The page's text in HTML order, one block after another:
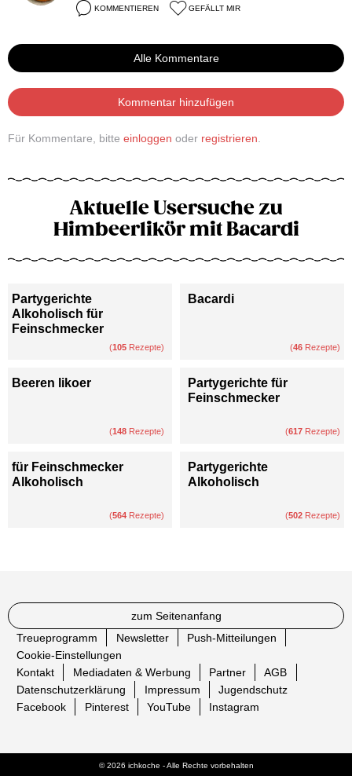
KOMMENTIEREN GEFÄLLT MIR
Alle Kommentare
Kommentar hinzufügen
Für Kommentare, bitte einloggen oder registrieren
Aktuelle Usersuche zu
Himbeerlikör mit Bacardi
Partygerichte
Alkoholisch für
Feinschmecker
(105 Rezepte)
Bacardi
(46 Rezepte)
Beeren likoer
(148 Rezepte)
Partygerichte für
Feinschmecker
(617 Rezepte)
für Feinschmecker
Alkoholisch
(564 Rezepte)
Partygerichte
Alkoholisch
(502 Rezepte)
zum Seitenanfang
Treueprogramm
Newsletter
Push-Mitteilungen
Cookie-Einstellungen
Kontakt
Mediadaten & Werbung Partner
AGB
Datenschutzerklärung
Impressum
Jugendschutz
Facebook
Pinterest YouTube Instagram
© 2026 ichkoche - Alle Rechte vorbehalten